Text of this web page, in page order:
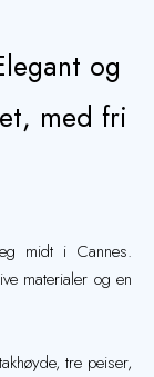
og
med fri
midt i Cannes.
materialer og en
tre peiser,